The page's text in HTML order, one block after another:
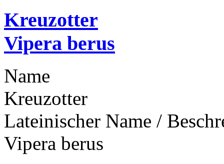
Kreuzotter
Vipera berus
Name
Kreuzotter
Lateinischer Name /
Vipera berus